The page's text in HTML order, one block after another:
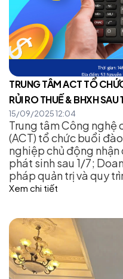
TRUNG TÂM ACT TỔ
RỦI RO THUẾ & BHXH SAU
15/09/2025 12:04
Trung tâm Công nghệ
(ACT) tổ chức buổi
nghiệp chủ động nhận
phát sinh sau 1/7;
pháp quản trị và quy
Xem chi tiết